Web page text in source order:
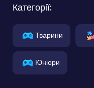
Категорії:
Тварини
Юніори